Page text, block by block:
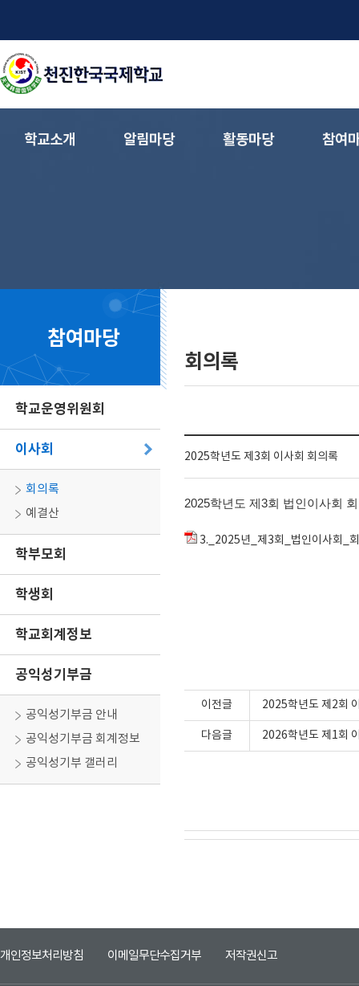
학교소개 알림마당 활동마당 참여
참여마당
학교운영위원회
이사회
회의록
예결산
학부모회
학생회
학교회계정보
공익성기부금
공익성기부금 안내
공익성기부금 회계정보
공익성기부 갤러리
회의록
2025학년도 제3회 이사회 회의록
2025학년도 제3회 법인이사회
3._2025년_제3회_법인이사회_
이전글 2025학년도 제2회
다음글 2026학년도 제1회
개인정보처리방침 이메일무단수집거부 저작권신고